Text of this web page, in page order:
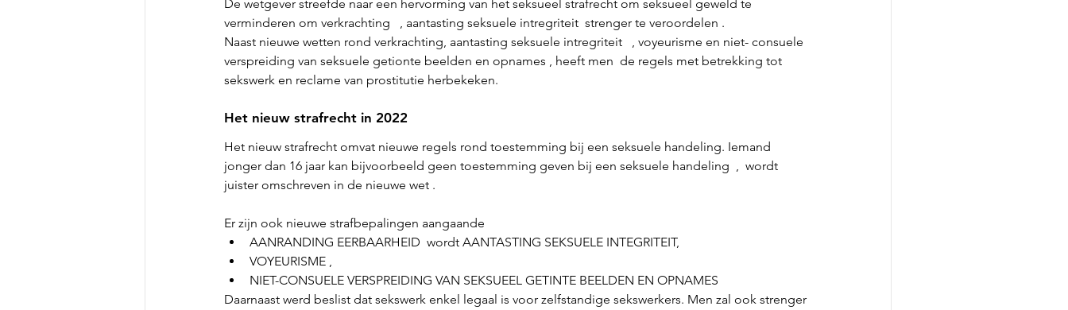
De wetgever streefde naar een hervorming van het seksueel strafrecht om seksueel geweld te
verminderen om verkrachting   , aantasting seksuele intregriteit  strenger te veroordelen .
Naast nieuwe wetten rond verkrachting, aantasting seksuele intregriteit   , voyeurisme en niet- consuele
verspreiding van seksuele getionte beelden en opnames , heeft men  de regels met betrekking tot
sekswerk en reclame van prostitutie herbekeken.
Het nieuw strafrecht in 2022
Het nieuw strafrecht omvat nieuwe regels rond toestemming bij een seksuele handeling. Iemand
jonger dan 16 jaar kan bijvoorbeeld geen toestemming geven bij een seksuele handeling  ,  wordt
juister omschreven in de nieuwe wet .
Er zijn ook nieuwe strafbepalingen aangaande
AANRANDING EERBAARHEID  wordt AANTASTING SEKSUELE INTEGRITEIT,
VOYEURISME ,
NIET-CONSUELE VERSPREIDING VAN SEKSUEEL GETINTE BEELDEN EN OPNAMES
Daarnaast werd beslist dat sekswerk enkel legaal is voor zelfstandige sekswerkers. Men zal ook strenger